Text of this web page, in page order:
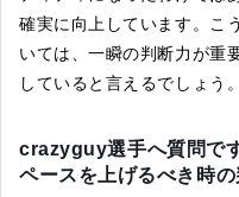
確実に向上しています。こ
いては、一瞬の判断力が重
していると言えるでしょう。
crazyguy選手へ質問で
ペースを上げるべき時